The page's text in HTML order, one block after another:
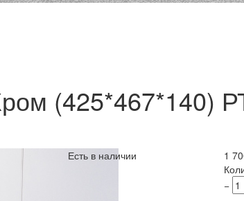
(425*467*140)
Есть в наличии
1
−